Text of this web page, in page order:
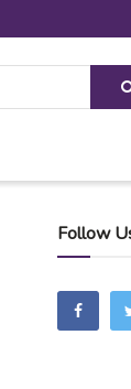
Follow